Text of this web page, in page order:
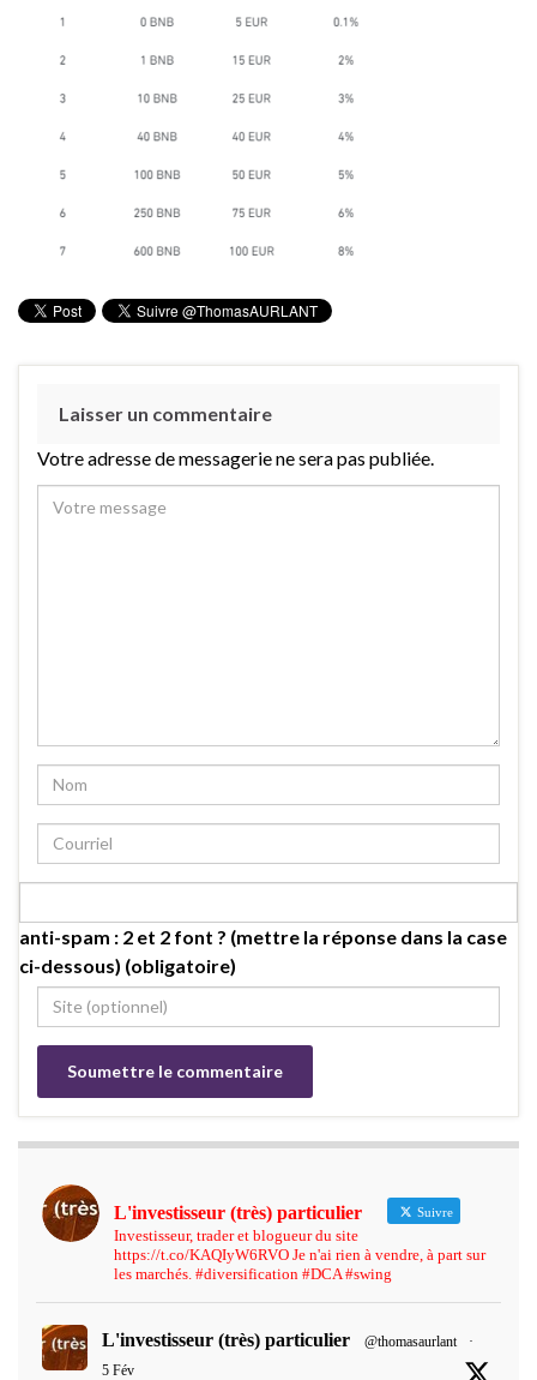
Laisser un commentaire
Votre adresse de messagerie ne sera pas publiée.
anti-spam : 2 et 2 font ? (mettre la réponse dans la case
ci-dessous) (obligatoire)
L'investisseur (très) particulier Suivre
Investisseur, trader et blogueur du site
https://t.co/KAQIyW6RVO Je n'ai rien à vendre, à part sur
les marchés. #diversification #DCA #swing
L'investisseur (très) particulier @thomasaurlant
·
5 Fév